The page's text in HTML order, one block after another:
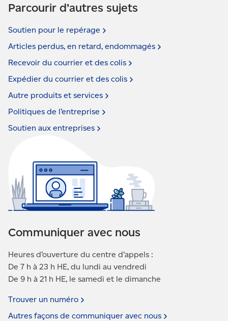
Parcourir d’autres sujets
Soutien pour le repérage
Articles perdus, en retard, endommagés
Recevoir du courrier et des colis
Expédier du courrier et des colis
Autre produits et services
Politiques de l’entreprise
Soutien aux entreprises
Communiquer avec nous
Heures d’ouverture du centre d’appels :
De 7 h à 23 h HE, du lundi au vendredi
De 9 h à 21 h HE, le samedi et le dimanche
Trouver un numéro
Autres façons de communiquer avec nous